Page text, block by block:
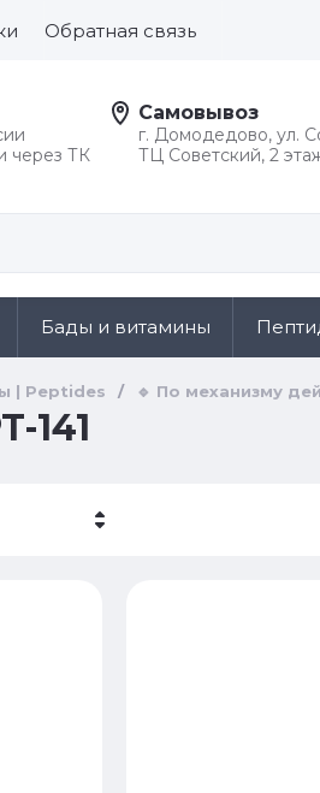
Обратная связь
через ТК
Самовывоз
г. Домодедово, ул.
ТЦ Советский, 2
Бады и витамины
| Peptides / 🔹 По механизму
141